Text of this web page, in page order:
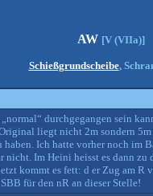
AW [V (VIIa)]
Schießgrundscheibe,
durchgegangen sein
liegt nicht 2m sondern
Ich hatte vorher noch im
Im Heini heisst es dann zu
kommt es fett: d er Zug am R
für den nR an dieser Stelle!